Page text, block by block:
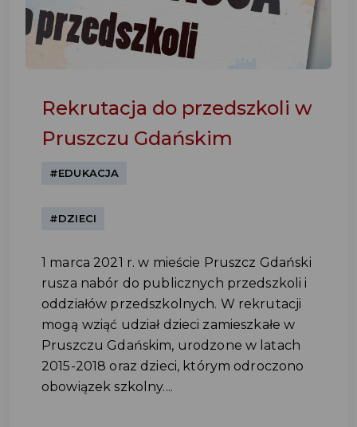
Rekrutacja do przedszkoli w
Pruszczu Gdańskim
#EDUKACJA
#DZIECI
1 marca 2021 r. w mieście Pruszcz Gdański
rusza nabór do publicznych przedszkoli i
oddziałów przedszkolnych. W rekrutacji
mogą wziąć udział dzieci zamieszkałe w
Pruszczu Gdańskim, urodzone w latach
2015-2018 oraz dzieci, którym odroczono
obowiązek szkolny....